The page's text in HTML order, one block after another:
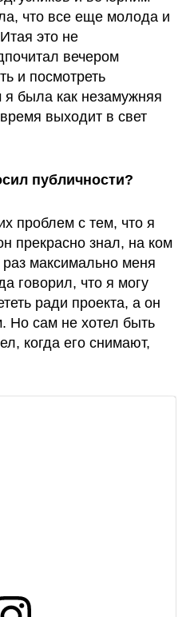
что все еще молода и
это не
вечером
и посмотреть
была как незамужняя
выходит в свет
публичности?
проблем с тем, что я
прекрасно знал, на ком
максимально меня
говорил, что я могу
ради проекта, а он
Но сам не хотел быть
когда его снимают,